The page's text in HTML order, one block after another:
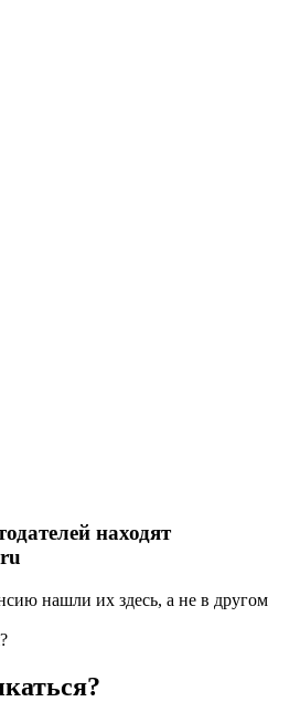
находят
нашли их здесь, а не в другом